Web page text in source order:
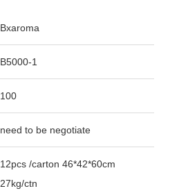
Bxaroma
B5000-1
100
need to be negotiate
12pcs /carton 46*42*60cm
27kg/ctn